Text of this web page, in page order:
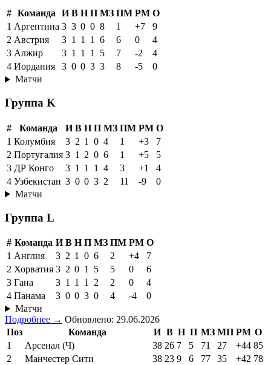
# Команда И В Н П МЗ ПМ РМ О
1 Аргентина 3 3 0 0 8 1 +7
9
2 Австрия 3 1 1 1 6 6 0
4
3 Алжир 3 1 1 1 5 7 -2
4
4 Иордания 3 0 0 3 3 8 -5
0
Матчи
Группа K
# Команда И В Н П МЗ ПМ РМ О
1 Колумбия 3 2 1 0 4 1 +3
7
2 Португалия 3 1 2 0 6 1 +5
5
3 ДР Конго 3 1 1 1 4 3 +1
4
4 Узбекистан 3 0 0 3 2 11 -9
0
Матчи
Группа L
# Команда И В Н П МЗ ПМ РМ О
1 Англия 3 2 1 0 6 2 +4
7
2 Хорватия 3 2 0 1 5 5 0
6
3 Гана 3 1 1 1 2 2 0
4
4 Панама 3 0 0 3 0 4 -4
0
Матчи
Подробнее → Обновлено: 29.06.2026
Поз
Команда И В Н П МЗ МП РМ О
1
Арсенал (Ч) 38 26 7 5 71 27 +44 85
2
Манчестер Сити 38 23 9 6 77 35 +42 78